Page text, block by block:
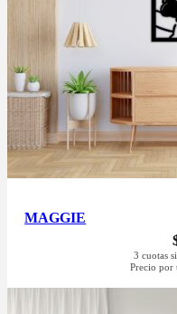
MAGGIE
3 cuotas
Precio por